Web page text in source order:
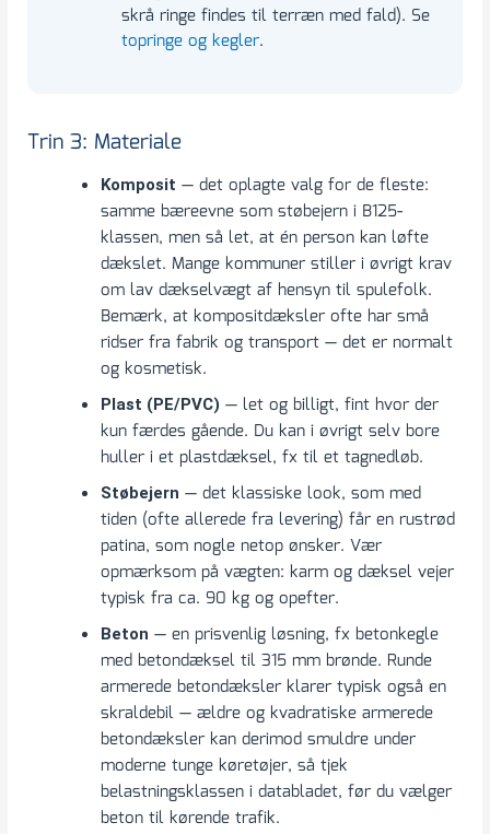
skrå ringe findes til terræn med fald). Se
topringe og kegler.
Trin 3: Materiale
Komposit — det oplagte valg for de fleste:
samme bæreevne som støbejern i B125-
klassen, men så let, at én person kan løfte
dækslet. Mange kommuner stiller i øvrigt krav
om lav dækselvægt af hensyn til spulefolk.
Bemærk, at kompositdæksler ofte har små
ridser fra fabrik og transport — det er normalt
og kosmetisk.
Plast (PE/PVC) — let og billigt, fint hvor der
kun færdes gående. Du kan i øvrigt selv bore
huller i et plastdæksel, fx til et tagnedløb.
Støbejern — det klassiske look, som med
tiden (ofte allerede fra levering) får en rustrød
patina, som nogle netop ønsker. Vær
opmærksom på vægten: karm og dæksel vejer
typisk fra ca. 90 kg og opefter.
Beton — en prisvenlig løsning, fx betonkegle
med betondæksel til 315 mm brønde. Runde
armerede betondæksler klarer typisk også en
skraldebil — ældre og kvadratiske armerede
betondæksler kan derimod smuldre under
moderne tunge køretøjer, så tjek
belastningsklassen i databladet, før du vælger
beton til kørende trafik.